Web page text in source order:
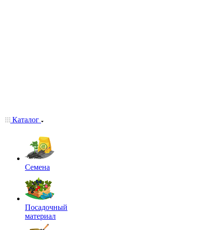
Каталог
Семена
Посадочный
материал